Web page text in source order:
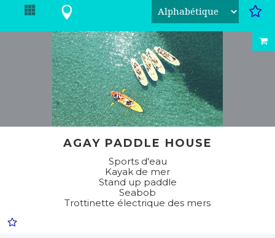
AGAY PADDLE HOUSE
Sports d'eau
Kayak de mer
Stand up paddle
Seabob
Trottinette électrique des mers